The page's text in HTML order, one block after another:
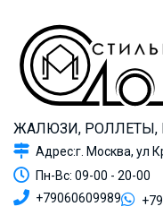
ЖАЛЮЗИ, РОЛЛЕТЫ,
Адрес:г. Москва, ул
Пн-Вс: 09-00 - 20-00
+79060609989